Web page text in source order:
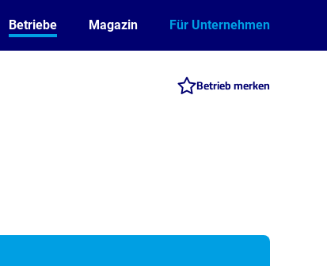
Betriebe Magazin Für Unternehmen
Betrieb merken